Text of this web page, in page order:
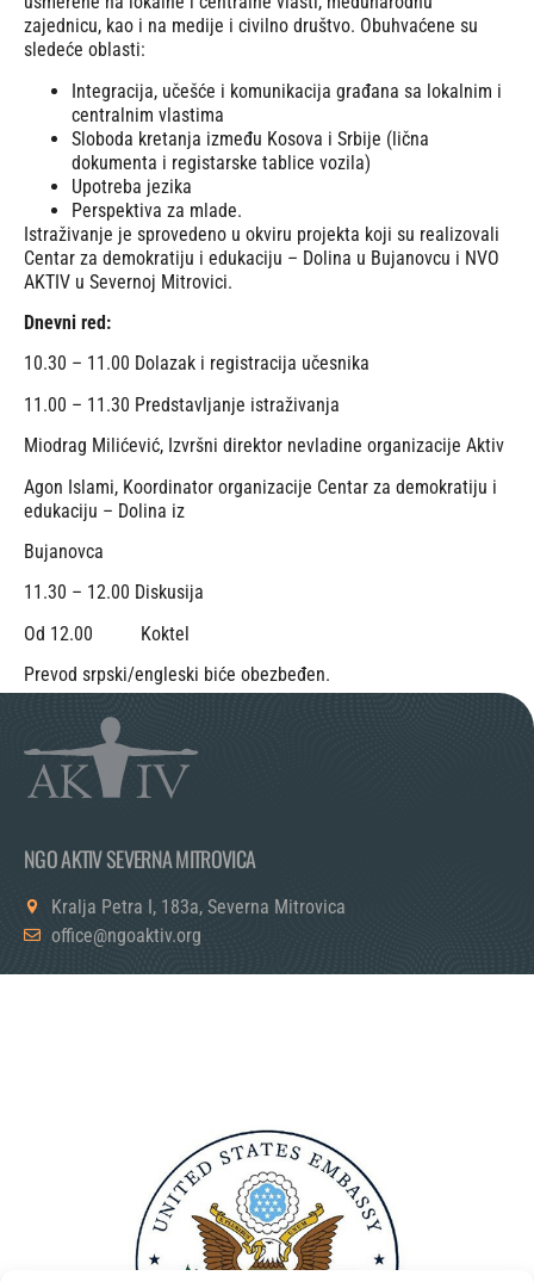
zajednicu, kao i na medije i civilno društvo. Obuhvaćene su
sledeće oblasti:
Integracija, učešće i komunikacija građana sa lokalnim i
centralnim vlastima
Sloboda kretanja između Kosova i Srbije (lična
dokumenta i registarske tablice vozila)
Upotreba jezika
Perspektiva za mlade.
Istraživanje je sprovedeno u okviru projekta koji su realizovali
Centar za demokratiju i edukaciju – Dolina u Bujanovcu i NVO
AKTIV u Severnoj Mitrovici.
Dnevni red:
10.30 – 11.00 Dolazak i registracija učesnika
11.00 – 11.30 Predstavljanje istraživanja
Miodrag Milićević, Izvršni direktor nevladine organizacije Aktiv
Agon Islami, Koordinator organizacije Centar za demokratiju i
edukaciju – Dolina iz
Bujanovca
11.30 – 12.00 Diskusija
Od 12.00 Koktel
Prevod srpski/engleski biće obezbeđen.
NGO AKTIV SEVERNA MITROVICA
Kralja Petra I, 183a, Severna Mitrovica
office@ngoaktiv.org